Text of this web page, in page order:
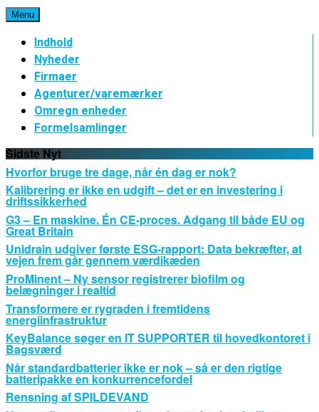
Spring
til
indhold
Menu
Indhold
Nyheder
Firmaer
Agenturer/varemærker
Omregn enheder
Formelsamlinger
Sidste Nyt
Hvorfor bruge tre dage, når én dag er nok?
Kalibrering er ikke en udgift – det er en investering i
driftssikkerhed
G3 – En maskine. Én CE-proces. Adgang til både EU og
Great Britain
Unidrain udgiver første ESG-rapport: Data bekræfter, at
vejen frem går gennem værdikæden
ProMinent – Ny sensor registrerer biofilm og
belægninger i realtid
Transformere er rygraden i fremtidens
energiinfrastruktur
KeyBalance søger en IT SUPPORTER til hovedkontoret i
Bagsværd
Når standardbatterier ikke er nok – så er den rigtige
batteripakke en konkurrencefordel
Rensning af SPILDEVAND